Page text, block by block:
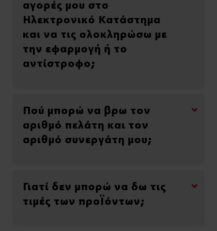
αγορές μου στο
Ηλεκτρονικό Κατάστημα
και να τις ολοκληρώσω με
την εφαρμογή ή το
αντίστροφο;
Πού μπορώ να βρω τον
αριθμό πελάτη και τον
αριθμό συνεργάτη μου;
Γιατί δεν μπορώ να δω τις
τιμές των προϊόντων;